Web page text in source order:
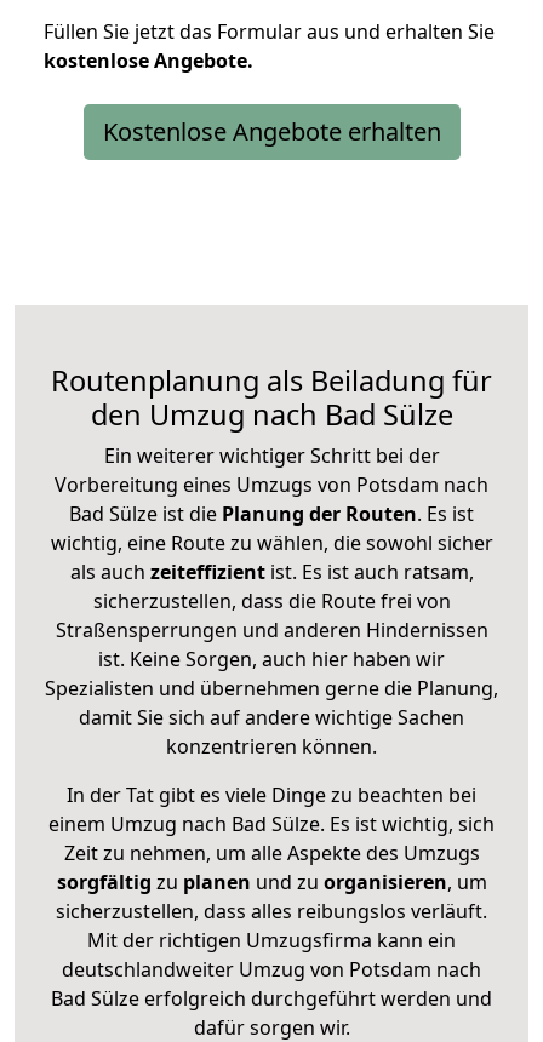
Füllen Sie jetzt das Formular aus und erhalten Sie
kostenloseAngebote.
Kostenlose Angebote erhalten
Routenplanung als Beiladung für
den Umzug nach Bad Sülze
Ein weiterer wichtiger Schritt bei der
Vorbereitung eines Umzugs von Potsdam nach
Bad Sülze ist die Planung der Routen. Es ist
wichtig, eine Route zu wählen, die sowohl sicher
als auch zeiteffizientist. Es ist auch ratsam,
sicherzustellen, dass die Route frei von
Straßensperrungen und anderen Hindernissen
ist. Keine Sorgen, auch hier haben wir
Spezialisten und übernehmen gerne die Planung,
damit Sie sich auf andere wichtige Sachen
konzentrieren können.
In der Tat gibt es viele Dinge zu beachten bei
einem Umzug nach Bad Sülze. Es ist wichtig, sich
Zeit zu nehmen, um alle Aspekte des Umzugs
sorgfältig zu planen und zu organisieren, um
sicherzustellen, dass alles reibungslos verläuft.
Mit der richtigen Umzugsfirma kann ein
deutschlandweiter Umzug von Potsdam nach
Bad Sülze erfolgreich durchgeführt werden und
dafür sorgen wir.